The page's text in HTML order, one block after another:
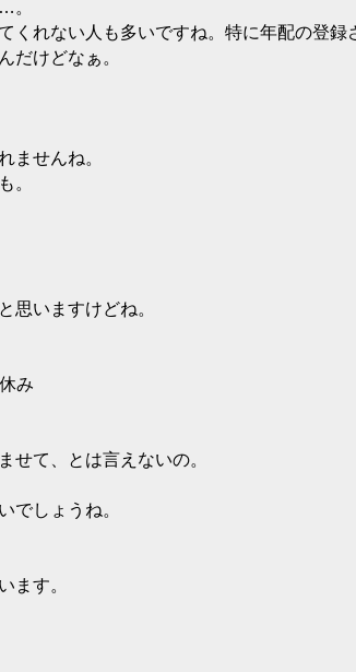
。
くれない人も多いですね。特に年配の登録
だけどなぁ。
ませんね。
。
いますけどね。
み
せて、とは言えないの。
でしょうね。
ます。